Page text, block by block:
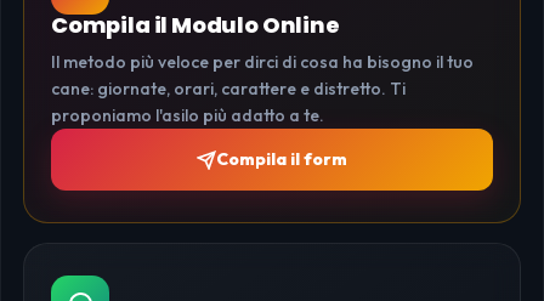
Compila il Modulo Online
Il metodo più veloce per dirci di cosa ha bisogno il tuo
cane: giornate, orari, carattere e distretto. Ti
proponiamo l'asilo più adatto a te.
Compila il form